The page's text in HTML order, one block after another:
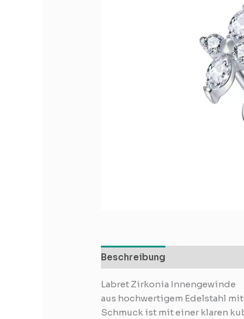
Beschreibung
Labret Zirkonia Innengewinde
aus hochwertigem Edelstahl
Schmuck ist mit einer klaren